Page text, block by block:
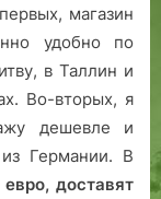
магазин
удобно по
в Таллин и
Во-вторых, я
дешевле и
Германии. В
евро, доставят